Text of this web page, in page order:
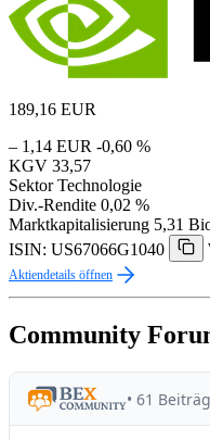
189,16 EUR
– 1,14 EUR -0,60 %
KGV 33,57
Sektor Technologie
Div.-Rendite 0,02 %
Marktkapitalisierung 5,31
ISIN: US67066G1040
Aktiendetails öffnen
Community